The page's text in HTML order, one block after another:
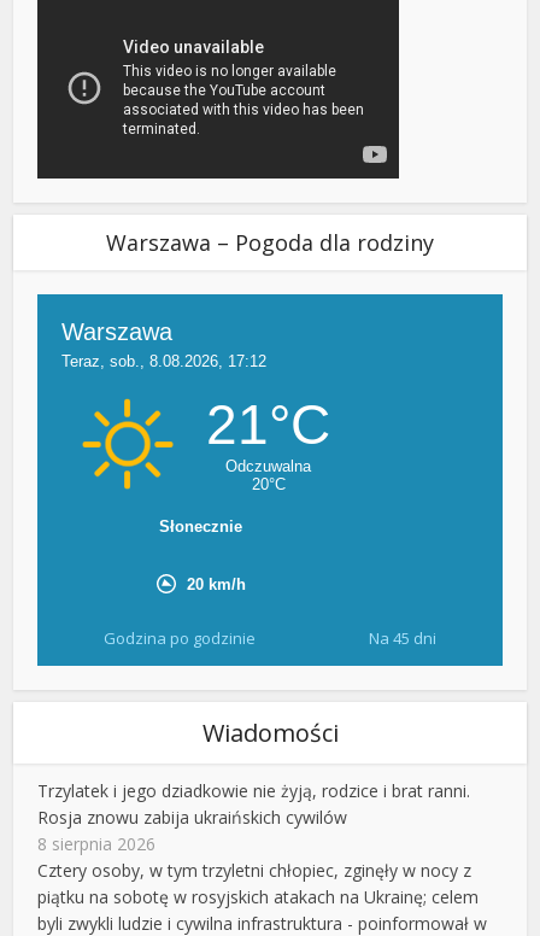
Warszawa – Pogoda dla rodziny
Godzina po godzinie Na 45 dni
Wiadomości
Trzylatek i jego dziadkowie nie żyją, rodzice i brat ranni.
Rosja znowu zabija ukraińskich cywilów
8 sierpnia 2026
Cztery osoby, w tym trzyletni chłopiec, zginęły w nocy z
piątku na sobotę w rosyjskich atakach na Ukrainę; celem
byli zwykli ludzie i cywilna infrastruktura - poinformował w